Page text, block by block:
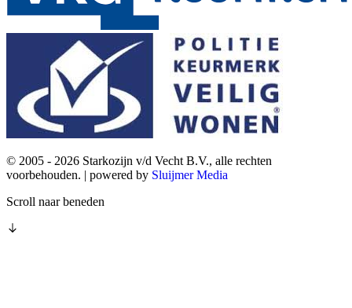
© 2005 - 2026 Starkozijn v/d Vecht B.V., alle rechten
voorbehouden. | powered by Sluijmer Media
Scroll naar beneden